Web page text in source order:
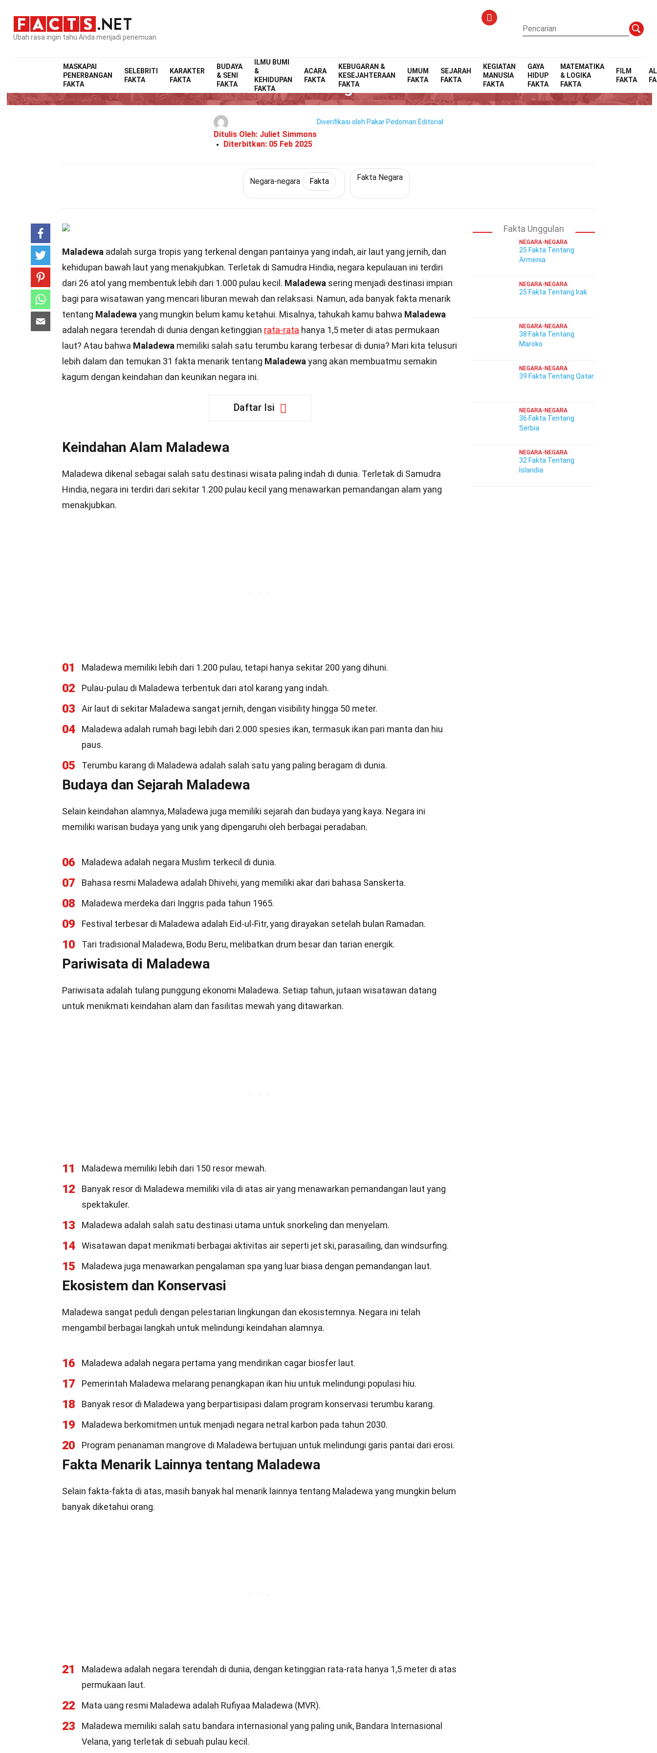
Ubah rasa ingin tahu Anda menjadi penemuan
MASKAPAI
PENERBANGAN
FAKTA
SELEBRITI
FAKTA
KARAKTER
FAKTA
BUDAYA
& SENI
FAKTA
ILMU BUMI
&
KEHIDUPAN
FAKTA
ACARA
FAKTA
KEBUGARAN &
KESEJAHTERAAN
FAKTA
UMUM
FAKTA
SEJARAH
FAKTA
KEGIATAN
MANUSIA
FAKTA
GAYA
HIDUP
FAKTA
MATEMATIKA
& LOGIKA
FAKTA
FILM
FAKTA
Home Dunia Fakta Negara-negaraFakta
31 Fakta Tentang Maladewa
Ditulis Oleh: Juliet Simmons
Diterbitkan: 05 Feb 2025
Diverifikasi oleh Pakar Pedoman Editorial
Negara-negara Fakta Fakta Negara
Maladewa adalah surga tropis yang terkenal dengan pantainya yang indah, air laut yang jernih, dan
kehidupan bawah laut yang menakjubkan. Terletak di Samudra Hindia, negara kepulauan ini terdiri
dari 26 atol yang membentuk lebih dari 1.000 pulau kecil. Maladewa sering menjadi destinasi impian
bagi para wisatawan yang mencari liburan mewah dan relaksasi. Namun, ada banyak fakta menarik
tentang Maladewa yang mungkin belum kamu ketahui. Misalnya, tahukah kamu bahwa Maladewa
adalah negara terendah di dunia dengan ketinggian rata-rata hanya 1,5 meter di atas permukaan
laut? Atau bahwa Maladewa memiliki salah satu terumbu karang terbesar di dunia? Mari kita telusuri
lebih dalam dan temukan 31 fakta menarik tentang Maladewa yang akan membuatmu semakin
kagum dengan keindahan dan keunikan negara ini.
Daftar Isi
Keindahan Alam Maladewa
Maladewa dikenal sebagai salah satu destinasi wisata paling indah di dunia. Terletak di Samudra
Hindia, negara ini terdiri dari sekitar 1.200 pulau kecil yang menawarkan pemandangan alam yang
menakjubkan.
01 Maladewa memiliki lebih dari 1.200 pulau, tetapi hanya sekitar 200 yang dihuni.
02 Pulau-pulau di Maladewa terbentuk dari atol karang yang indah.
03 Air laut di sekitar Maladewa sangat jernih, dengan visibility hingga 50 meter.
04
Maladewa adalah rumah bagi lebih dari 2.000 spesies ikan, termasuk ikan pari manta dan hiu
paus.
05 Terumbu karang di Maladewa adalah salah satu yang paling beragam di dunia.
Budaya dan Sejarah Maladewa
Selain keindahan alamnya, Maladewa juga memiliki sejarah dan budaya yang kaya. Negara ini
memiliki warisan budaya yang unik yang dipengaruhi oleh berbagai peradaban.
06 Maladewa adalah negara Muslim terkecil di dunia.
07 Bahasa resmi Maladewa adalah Dhivehi, yang memiliki akar dari bahasa Sanskerta.
08 Maladewa merdeka dari Inggris pada tahun 1965.
09 Festival terbesar di Maladewa adalah Eid-ul-Fitr, yang dirayakan setelah bulan Ramadan.
10 Tari tradisional Maladewa, Bodu Beru, melibatkan drum besar dan tarian energik.
Pariwisata di Maladewa
Pariwisata adalah tulang punggung ekonomi Maladewa. Setiap tahun, jutaan wisatawan datang
untuk menikmati keindahan alam dan fasilitas mewah yang ditawarkan.
11 Maladewa memiliki lebih dari 150 resor mewah.
12
Banyak resor di Maladewa memiliki vila di atas air yang menawarkan pemandangan laut yang
spektakuler.
13 Maladewa adalah salah satu destinasi utama untuk snorkeling dan menyelam.
14 Wisatawan dapat menikmati berbagai aktivitas air seperti jet ski, parasailing, dan windsurfing.
15 Maladewa juga menawarkan pengalaman spa yang luar biasa dengan pemandangan laut.
Ekosistem dan Konservasi
Maladewa sangat peduli dengan pelestarian lingkungan dan ekosistemnya. Negara ini telah
mengambil berbagai langkah untuk melindungi keindahan alamnya.
16 Maladewa adalah negara pertama yang mendirikan cagar biosfer laut.
17 Pemerintah Maladewa melarang penangkapan ikan hiu untuk melindungi populasi hiu.
18 Banyak resor di Maladewa yang berpartisipasi dalam program konservasi terumbu karang.
19 Maladewa berkomitmen untuk menjadi negara netral karbon pada tahun 2030.
20 Program penanaman mangrove di Maladewa bertujuan untuk melindungi garis pantai dari erosi.
Fakta Menarik Lainnya tentang Maladewa
Selain fakta-fakta di atas, masih banyak hal menarik lainnya tentang Maladewa yang mungkin belum
banyak diketahui orang.
21
Maladewa adalah negara terendah di dunia, dengan ketinggian rata-rata hanya 1,5 meter di atas
permukaan laut.
22 Mata uang resmi Maladewa adalah Rufiyaa Maladewa (MVR).
23
Maladewa memiliki salah satu bandara internasional yang paling unik, Bandara Internasional
Velana, yang terletak di sebuah pulau kecil.
Fakta Unggulan
NEGARA-NEGARA
25 Fakta Tentang
Armenia
NEGARA-NEGARA
25 Fakta Tentang Irak
NEGARA-NEGARA
38 Fakta Tentang
Maroko
NEGARA-NEGARA
39 Fakta Tentang Qatar
NEGARA-NEGARA
36 Fakta Tentang
Serbia
NEGARA-NEGARA
32 Fakta Tentang
Islandia